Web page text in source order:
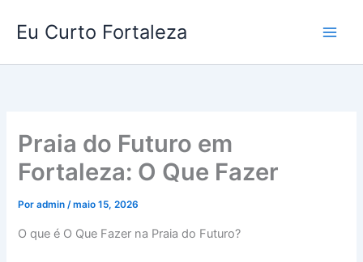
para
conteúdo
Eu Curto Fortaleza
Praia do Futuro em
Fortaleza: O Que Fazer
Poradmin/maio 15, 2026
O que é O Que Fazer na Praia do Futuro?